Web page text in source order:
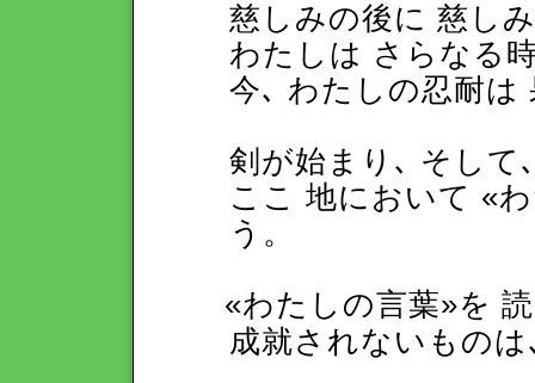
慈しみの後に 慈し
わたしは さらなる
今､ わたしの忍耐は
剣が始まり､ そして
ここ 地において «
う。
«わたしの言葉»を
成就されないもの